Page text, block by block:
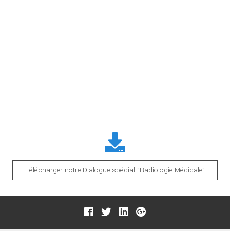
Télécharger notre Dialogue spécial "Radiologie Médicale"